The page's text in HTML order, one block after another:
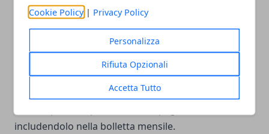
Cookie Policy | Privacy Policy
Personalizza
Rifiuta Opzionali
Accetta Tutto
nelle aree rurali.
Il servizio satellitare resta il più costoso, con tariffe
che partono da circa 50 euro mensili, ma garantisce
copertura universale.
L’acquisto del router è un investimento una tantum
che va da 80 a 200 euro, a seconda delle prestazioni.
includendolo nella bolletta mensile.